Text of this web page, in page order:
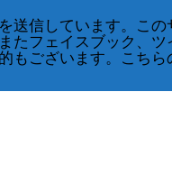
送信しています。こ
たフェイスブック、
もございます。こち